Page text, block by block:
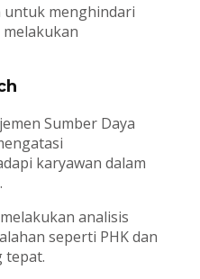
untuk menghindari
Sumber Daya
karyawan dalam
analisis
seperti PHK dan
tepat.